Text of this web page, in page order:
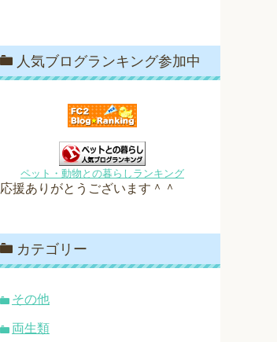
人気ブログランキング参加中
ペット・動物との暮らしランキング
応援ありがとうございます＾＾
カテゴリー
その他
両生類